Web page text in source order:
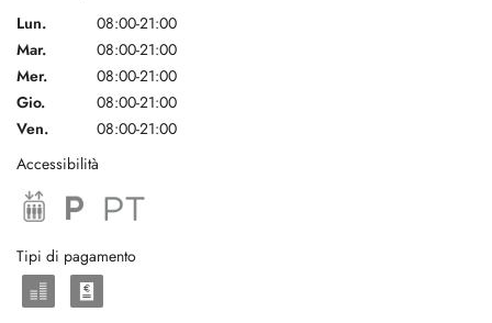
Lun.
08:00-21:00
Mar.
08:00-21:00
Mer.
08:00-21:00
Gio.
08:00-21:00
Ven.
08:00-21:00
Accessibilità
Tipi di pagamento